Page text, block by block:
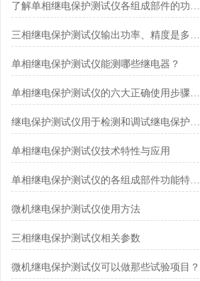
了解单相继电保护测试仪各组成部件的功能特点有助于保障作业安全
三相继电保护测试仪输出功率、精度是多少？
​单相继电保护测试仪能测哪些继电器？
单相继电保护测试仪的六大正确使用步骤分享
继电保护测试仪用于检测和调试继电保护装置
单相继电保护测试仪技术特性与应用
单相继电保护测试仪的各组成部件功能特点分享
微机继电保护测试仪使用方法
三相继电保护测试仪相关参数
微机继电保护测试仪可以做那些试验项目？